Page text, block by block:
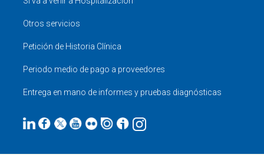
Otros servicios
Petición de Historia Clínica
Periodo medio de pago a proveedores
Entrega en mano de informes y pruebas diagnósticas